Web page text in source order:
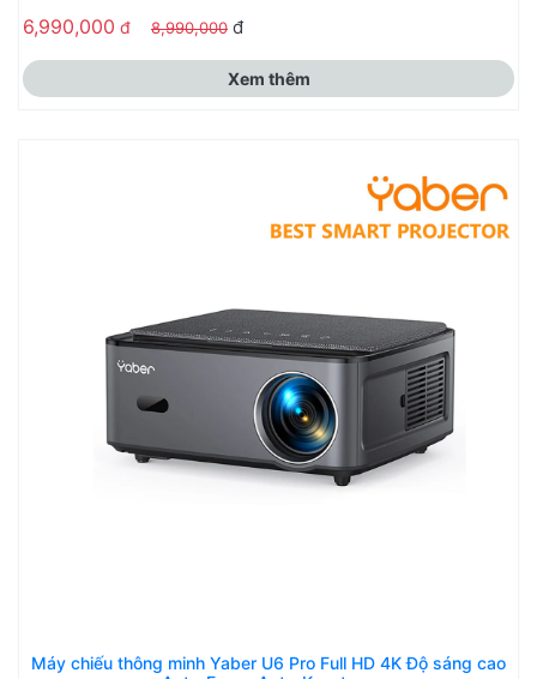
6,990,000 đ 8,990,000 đ
Xem thêm
Máy chiếu thông minh Yaber U6 Pro Full HD 4K Độ sáng cao